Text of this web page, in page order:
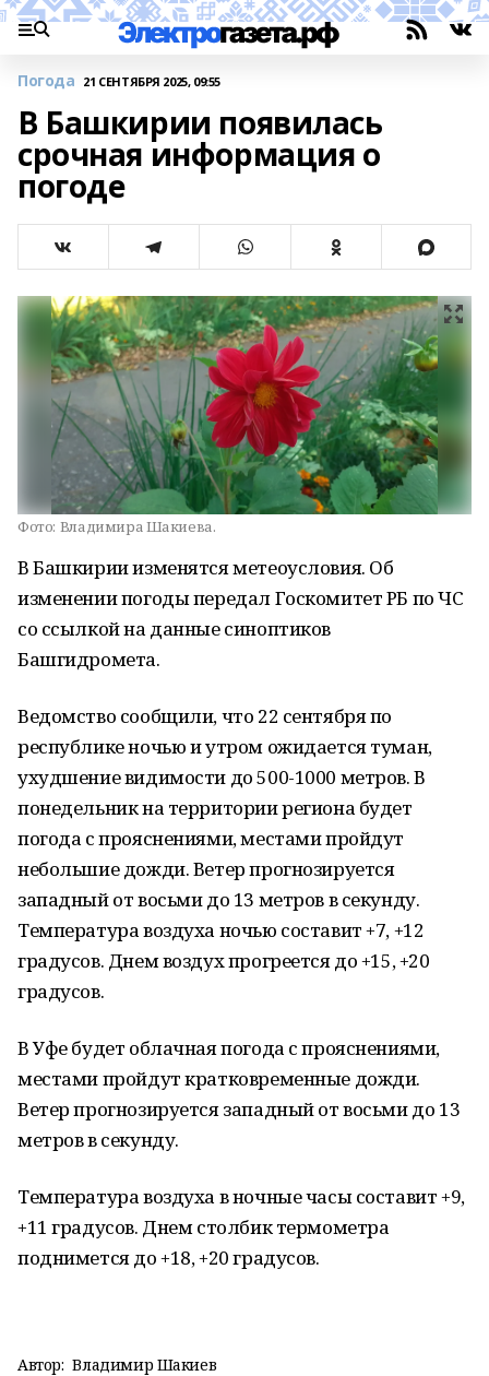
Погода 21 СЕНТЯБРЯ 2025, 09:55
В Башкирии появилась
срочная информация о
погоде
Фото: Владимира Шакиева.
В Башкирии изменятся метеоусловия. Об
изменении погоды передал Госкомитет РБ по ЧС
со ссылкой на данные синоптиков
Башгидромета.
Ведомство сообщили, что 22 сентября по
республике ночью и утром ожидается туман,
ухудшение видимости до 500-1000 метров. В
понедельник на территории региона будет
погода с прояснениями, местами пройдут
небольшие дожди. Ветер прогнозируется
западный от восьми до 13 метров в секунду.
Температура воздуха ночью составит +7, +12
градусов. Днем воздух прогреется до +15, +20
градусов.
В Уфе будет облачная погода с прояснениями,
местами пройдут кратковременные дожди.
Ветер прогнозируется западный от восьми до 13
метров в секунду.
Температура воздуха в ночные часы составит +9,
+11 градусов. Днем столбик термометра
поднимется до +18, +20 градусов.
Автор: Владимир Шакиев